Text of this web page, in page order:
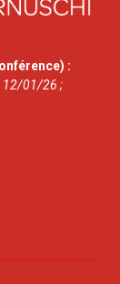
:
12/01/26 ;